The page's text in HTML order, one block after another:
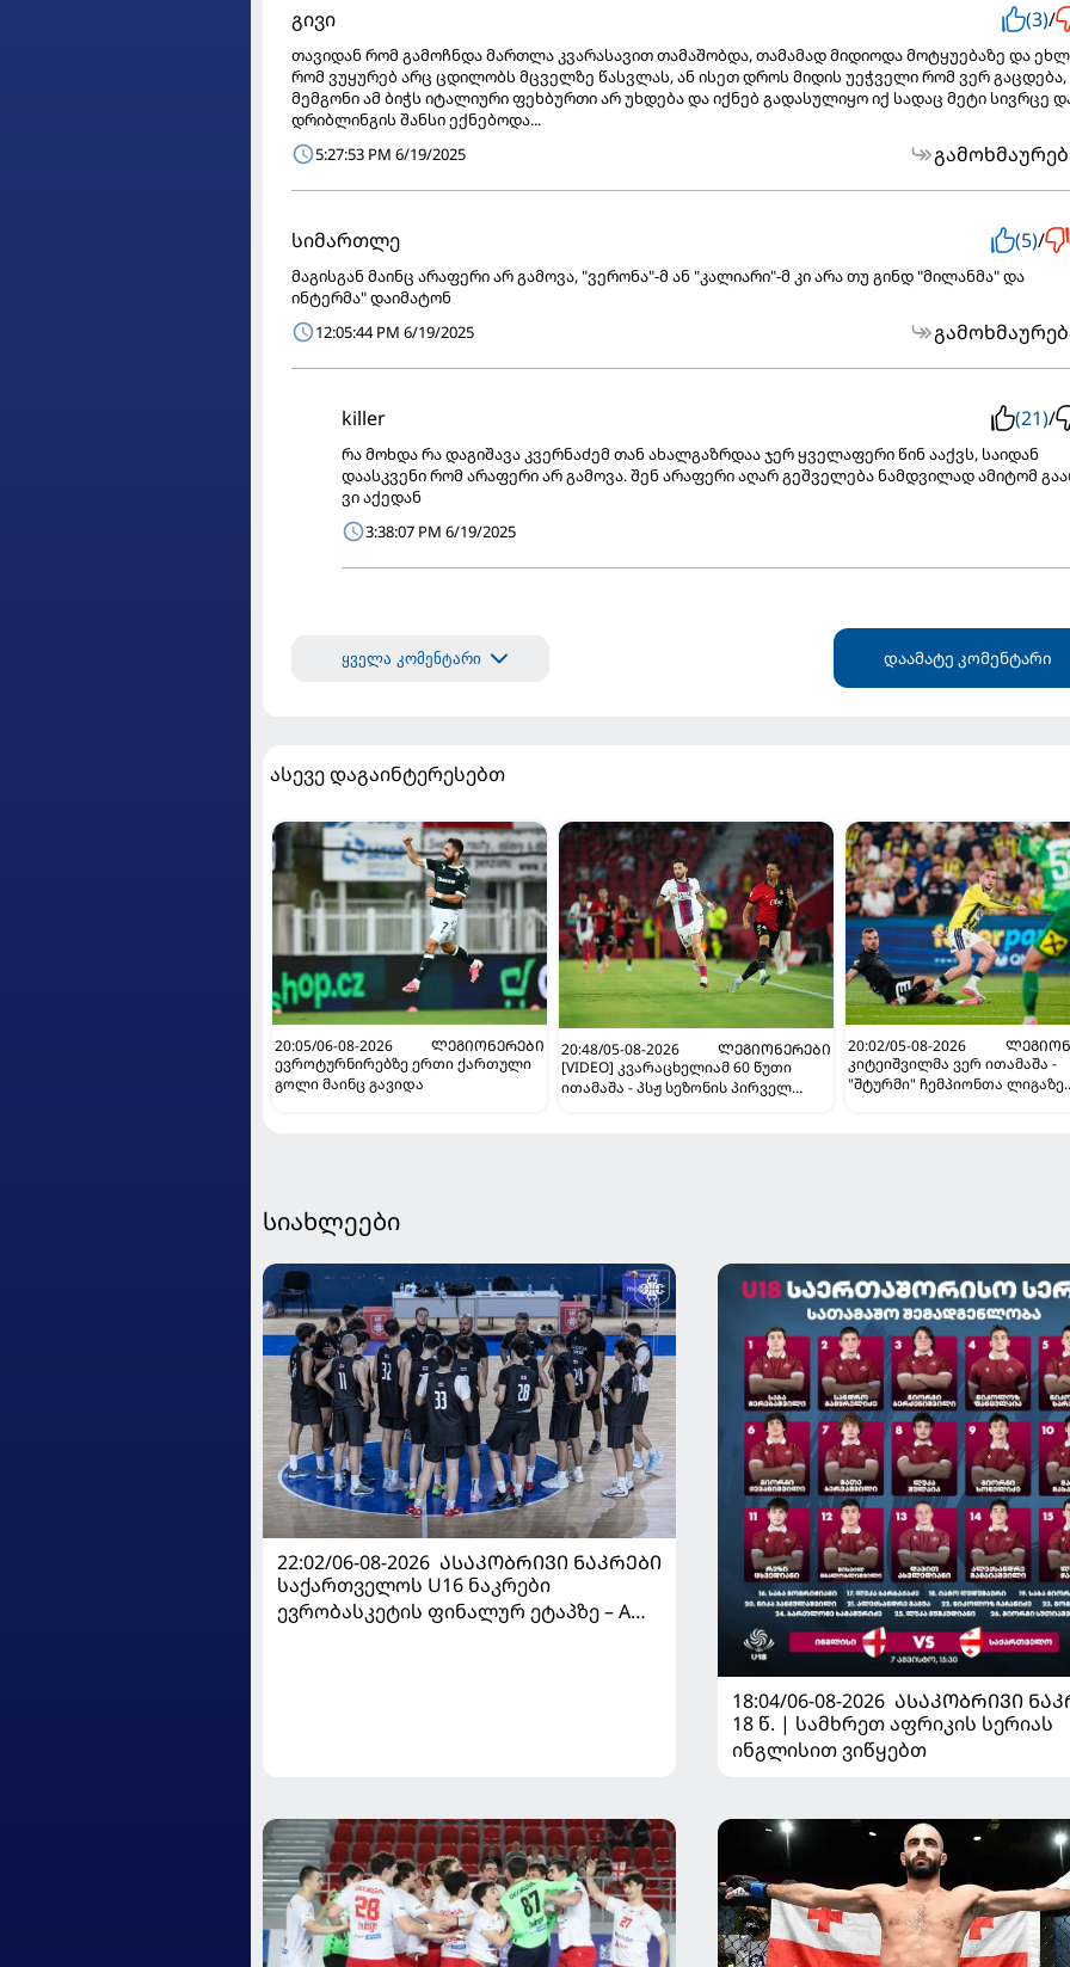
გივი (3)/
თავიდან რომ გამოჩნდა მართლა კვარასავით თამაშობდა, თამამად მიდიოდა მოტყუებაზე და
რომ ვუყურებ არც ცდილობს მცველზე წასვლას, ან ისეთ დროს მიდის უეჭველი რომ ვერ გაცდება,
მემგონი ამ ბიჭს იტალიური ფეხბურთი არ უხდება და იქნებ გადასულიყო იქ სადაც მეტი სივრცე
დრიბლინგის შანსი ექნებოდა...
5:27:53 PM 6/19/2025
სიმართლე (5)/
მაგისგან მაინც არაფერი არ გამოვა, "ვერონა"-მ ან "კალიარი"-მ კი არა თუ გინდ "მილანმა" და
ინტერმა" დაიმატონ
12:05:44 PM 6/19/2025
killer (21)/
რა მოხდა რა დაგიშავა კვერნაძემ თან ახალგაზრდაა ჯერ ყველაფერი წინ ააქვს, საიდან
დაასკვენი რომ არაფერი არ გამოვა. შენ არაფერი აღარ გეშველება ნამდვილად ამიტომ
ვი აქედან
3:38:07 PM 6/19/2025
ყველა კომენტარი დაამატე კომენტარი
ასევე დაგაინტერესებთ
20:05/06-08-2026
ᲚᲔᲒᲘᲝᲜᲔᲠᲔᲑᲘ
ევროტურნირებზე ერთი ქართული
გოლი მაინც გავიდა
20:48/05-08-2026
ᲚᲔᲒᲘᲝᲜᲔᲠᲔᲑᲘ
[VIDEO] კვარაცხელიამ 60 წუთი
ითამაშა - პსჟ სეზონის პირველ
20:02/05-08-2026
კიტეიშვილმა ვერ ითამაშა -
"შტურმი" ჩემპიონთა ლიგაზე
სიახლეები
22:02/06-08-2026 ᲐᲡᲐᲙᲝᲑᲠᲘᲕᲘ ᲜᲐᲙᲠᲔᲑᲘ
საქართველოს U16 ნაკრები
ევრობასკეტის ფინალურ ეტაპზე – A
18:04/06-08-2026 ᲐᲡᲐᲙᲝᲑᲠᲘᲕᲘ
18 წ. | სამხრეთ აფრიკის სერიას
ინგლისით ვიწყებთ